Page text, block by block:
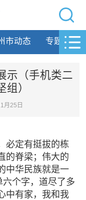
市动态 专题活动
示（手机类二
）
月25日
定有挺拔的栋
的脊梁；伟大的
中华民族就是一
六个字，道尽了多
中有家，我和我